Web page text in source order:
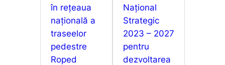
în rețeaua
națională a
traseelor
pedestre
Roped
Național
Strategic
2023 – 2027
pentru
dezvoltarea